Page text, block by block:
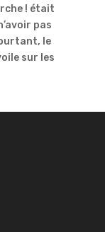
! était
pas
le
sur les